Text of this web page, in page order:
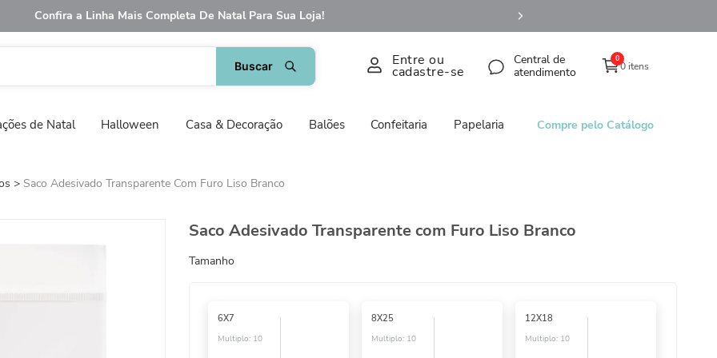
Confira a Linha Mais Completa De Natal Para Sua Loja!
Entre ou
cadastre-se
Central de
atendimento
0
0 itens
de Natal Halloween Casa & Decoração Balões Confeitaria Papelaria Compre pelo Catálogo
Saco Adesivado Transparente Com Furo Liso Branco
Saco Adesivado Transparente com Furo Liso Branco
Tamanho
6X7
Multiplo: 10
8X25
Multiplo: 10
12X18
Multiplo: 10